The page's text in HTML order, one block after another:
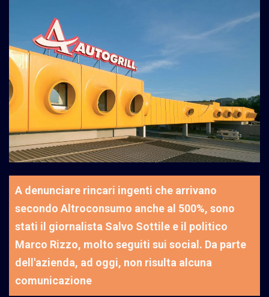
A denunciare rincari ingenti che arrivano
secondo Altroconsumo anche al 500%, sono
stati il giornalista Salvo Sottile e il politico
Marco Rizzo, molto seguiti sui social. Da parte
dell'azienda, ad oggi, non risulta alcuna
comunicazione